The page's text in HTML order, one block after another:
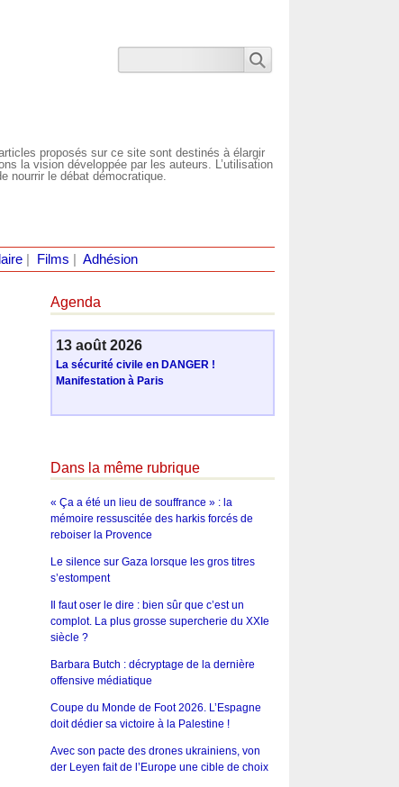
proposés sur ce site sont destinés à élargir
la vision développée par les auteurs. L’utilisation
nourrir le débat démocratique.
| Films Adhésion
Agenda
13 août 2026
La sécurité civile en DANGER !
Manifestation à Paris
Dans la même rubrique
« Ça a été un lieu de souffrance » : la
mémoire ressuscitée des harkis forcés de
reboiser la Provence
Le silence sur Gaza lorsque les gros titres
s’estompent
Il faut oser le dire : bien sûr que c’est un
complot. La plus grosse supercherie du XXIe
siècle ?
Barbara Butch : décryptage de la dernière
offensive médiatique
Coupe du Monde de Foot 2026. L’Espagne
doit dédier sa victoire à la Palestine !
Avec son pacte des drones ukrainiens, von
der Leyen fait de l’Europe une cible de choix